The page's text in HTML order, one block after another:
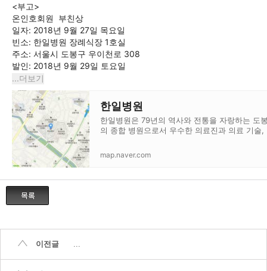
<부고>
온인호회원  부친상
일자: 2018년 9월 27일 목요일
빈소: 한일병원 장례식장 1호실
주소: 서울시 도봉구 우이천로 308
발인: 2018년 9월 29일 토요일
...더보기
한일병원
한일병원은 79년의 역사와 전통을 자랑하는 도
의 종합 병원으로서 우수한 의료진과 의료 기술,
외과 및 성형외과의 긴밀한 연계를 통하여 이 분
대 규모의 재활 센터를 개설하여 지역 주민 여러
map.naver.com
이전글 ...